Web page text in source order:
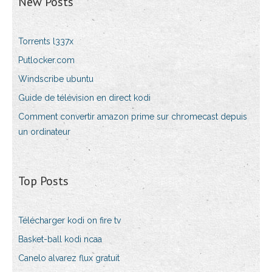
Torrents l337x
Putlocker.com
Windscribe ubuntu
Guide de télévision en direct kodi
Comment convertir amazon prime sur chromecast depuis
un ordinateur
Top Posts
Télécharger kodi on fire tv
Basket-ball kodi ncaa
Canelo alvarez flux gratuit